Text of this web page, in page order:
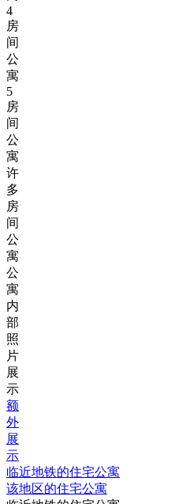
4
房
间
公
寓
5
房
间
公
寓
许
多
房
间
公
寓
公
寓
内
部
照
片
展
示
额
外
展
示
临近地铁的住宅公寓
该地区的住宅公寓